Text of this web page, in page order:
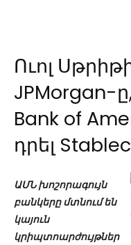
Ուոլ
JPMorgan-
Bank of
դրել
ԱՄՆ խոշորագույն
բանկերը մտնում են
կայուն
կրիպտոարժույթներ